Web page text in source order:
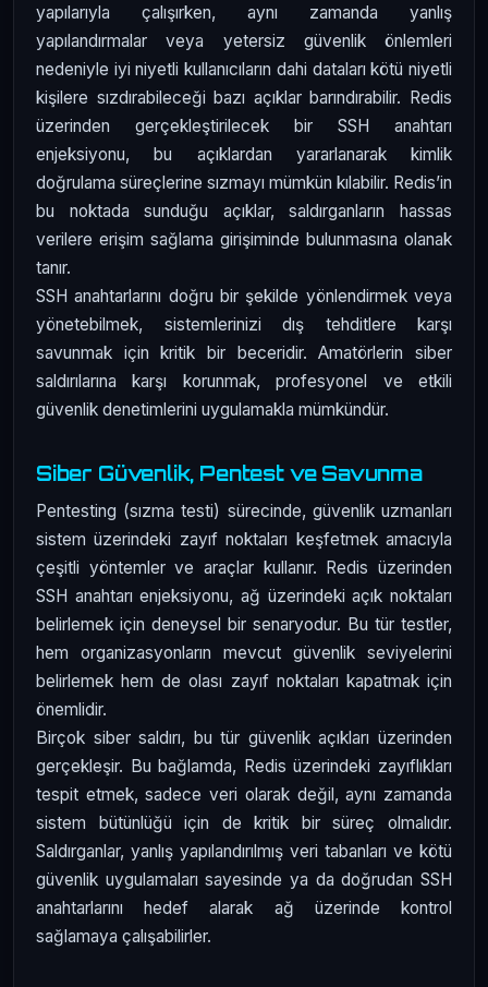
yapılarıyla çalışırken, aynı zamanda yanlış
yapılandırmalar veya yetersiz güvenlik önlemleri
nedeniyle iyi niyetli kullanıcıların dahi dataları kötü niyetli
kişilere sızdırabileceği bazı açıklar barındırabilir. Redis
üzerinden gerçekleştirilecek bir SSH anahtarı
enjeksiyonu, bu açıklardan yararlanarak kimlik
doğrulama süreçlerine sızmayı mümkün kılabilir. Redis’in
bu noktada sunduğu açıklar, saldırganların hassas
verilere erişim sağlama girişiminde bulunmasına olanak
tanır.
SSH anahtarlarını doğru bir şekilde yönlendirmek veya
yönetebilmek, sistemlerinizi dış tehditlere karşı
savunmak için kritik bir beceridir. Amatörlerin siber
saldırılarına karşı korunmak, profesyonel ve etkili
güvenlik denetimlerini uygulamakla mümkündür.
Siber Güvenlik, Pentest ve Savunma
Pentesting (sızma testi) sürecinde, güvenlik uzmanları
sistem üzerindeki zayıf noktaları keşfetmek amacıyla
çeşitli yöntemler ve araçlar kullanır. Redis üzerinden
SSH anahtarı enjeksiyonu, ağ üzerindeki açık noktaları
belirlemek için deneysel bir senaryodur. Bu tür testler,
hem organizasyonların mevcut güvenlik seviyelerini
belirlemek hem de olası zayıf noktaları kapatmak için
önemlidir.
Birçok siber saldırı, bu tür güvenlik açıkları üzerinden
gerçekleşir. Bu bağlamda, Redis üzerindeki zayıflıkları
tespit etmek, sadece veri olarak değil, aynı zamanda
sistem bütünlüğü için de kritik bir süreç olmalıdır.
Saldırganlar, yanlış yapılandırılmış veri tabanları ve kötü
güvenlik uygulamaları sayesinde ya da doğrudan SSH
anahtarlarını hedef alarak ağ üzerinde kontrol
sağlamaya çalışabilirler.